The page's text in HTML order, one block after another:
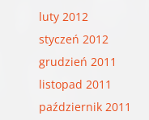
luty 2012
styczeń 2012
grudzień 2011
listopad 2011
październik 2011